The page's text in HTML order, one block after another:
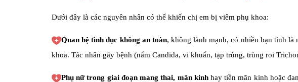
Dưới đây là các nguyên nhân có thể khiến chị em bị viêm phụ khoa:
Quan hệ tình dục không an toàn, không lành mạnh, có nhiều bạn tình
khoa. Tác nhân gây bệnh (nấm Candida, vi khuẩn, tạp trùng, trùng roi
Phụ nữ trong giai đoạn mang thai, mãn kinhhay tiền mãn kinh hoặc